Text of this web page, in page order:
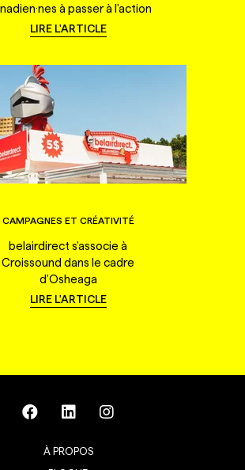
à passer à l'action
LIRE L'ARTICLE
CAMPAGNES ET CRÉATIVITÉ
belairdirect s'associe à
Croissound dans le cadre
d'Osheaga
LIRE L'ARTICLE
À PROPOS